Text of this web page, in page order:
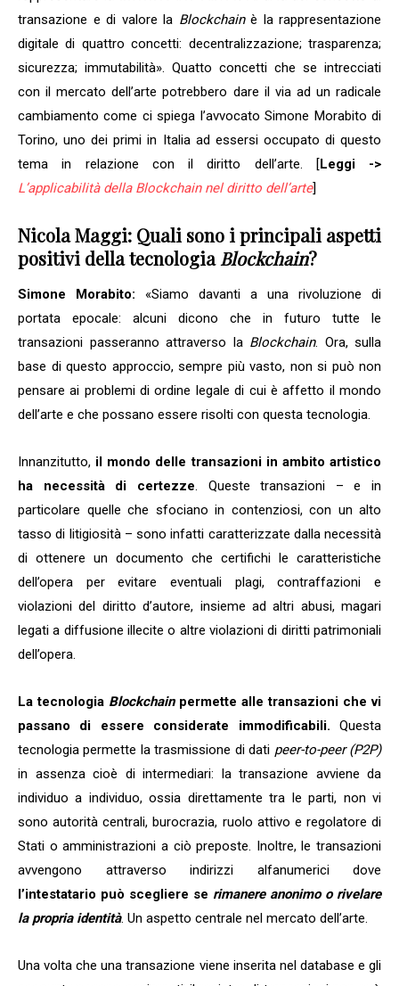
transazione e di valore la Blockchainè la rappresentazione
digitale di quattro concetti: decentralizzazione; trasparenza;
sicurezza; immutabilità». Quatto concetti che se intrecciati
con il mercato dell’arte potrebbero dare il via ad un radicale
cambiamento come ci spiega l’avvocato Simone Morabito di
Torino, uno dei primi in Italia ad essersi occupato di questo
tema in relazione con il diritto dell’arte. [ Leggi ->
L’applicabilità della Blockchain nel diritto dell’arte]
Nicola Maggi: Quali sono i principali aspetti
positivi della tecnologiaBlockchain?
Simone Morabito: «Siamo davanti a una rivoluzione di
portata epocale: alcuni dicono che in futuro tutte le
transazioni passeranno attraverso la Blockchain. Ora, sulla
base di questo approccio, sempre più vasto, non si può non
pensare ai problemi di ordine legale di cui è affetto il mondo
dell’arte e che possano essere risolti con questa tecnologia.
Innanzitutto, il mondo delle transazioni in ambito artistico
ha necessità di certezze. Queste transazioni – e in
particolare quelle che sfociano in contenziosi, con un alto
tasso di litigiosità – sono infatti caratterizzate dalla necessità
di ottenere un documento che certifichi le caratteristiche
dell’opera per evitare eventuali plagi, contraffazioni e
violazioni del diritto d’autore, insieme ad altri abusi, magari
legati a diffusione illecite o altre violazioni di diritti patrimoniali
dell’opera.
La tecnologia Blockchainpermette alle transazioni che vi
passano di essere considerate immodificabili. Questa
tecnologia permette la trasmissione di dati peer-to-peer (P2P)
in assenza cioè di intermediari: la transazione avviene da
individuo a individuo, ossia direttamente tra le parti, non vi
sono autorità centrali, burocrazia, ruolo attivo e regolatore di
Stati o amministrazioni a ciò preposte. Inoltre, le transazioni
avvengono attraverso indirizzi alfanumerici dove
l’intestatario può scegliere se rimanere anonimo o rivelare
la propria identità. Un aspetto centrale nel mercato dell’arte.
Una volta che una transazione viene inserita nel database e gli